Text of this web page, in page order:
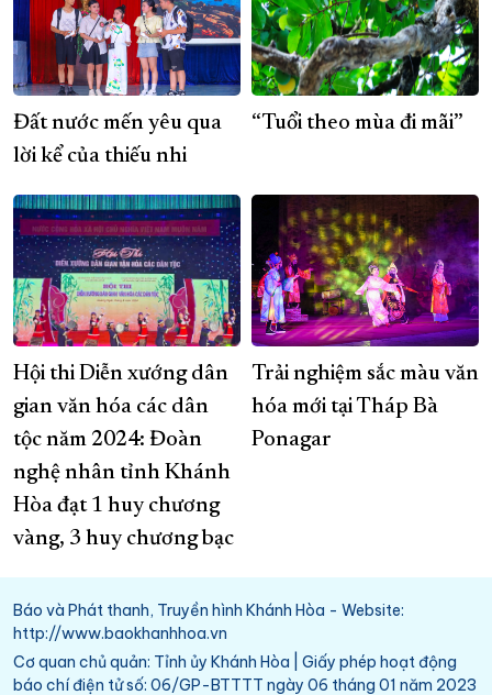
Đất nước mến yêu qua
lời kể của thiếu nhi
“Tuổi theo mùa đi mãi”
Hội thi Diễn xướng dân
gian văn hóa các dân
tộc năm 2024: Đoàn
nghệ nhân tỉnh Khánh
Hòa đạt 1 huy chương
vàng, 3 huy chương bạc
Trải nghiệm sắc màu văn
hóa mới tại Tháp Bà
Ponagar
Báo và Phát thanh, Truyền hình Khánh Hòa - Website:
http://www.baokhanhhoa.vn
Cơ quan chủ quản: Tỉnh ủy Khánh Hòa | Giấy phép hoạt động
báo chí điện tử số: 06/GP-BTTTT ngày 06 tháng 01 năm 2023